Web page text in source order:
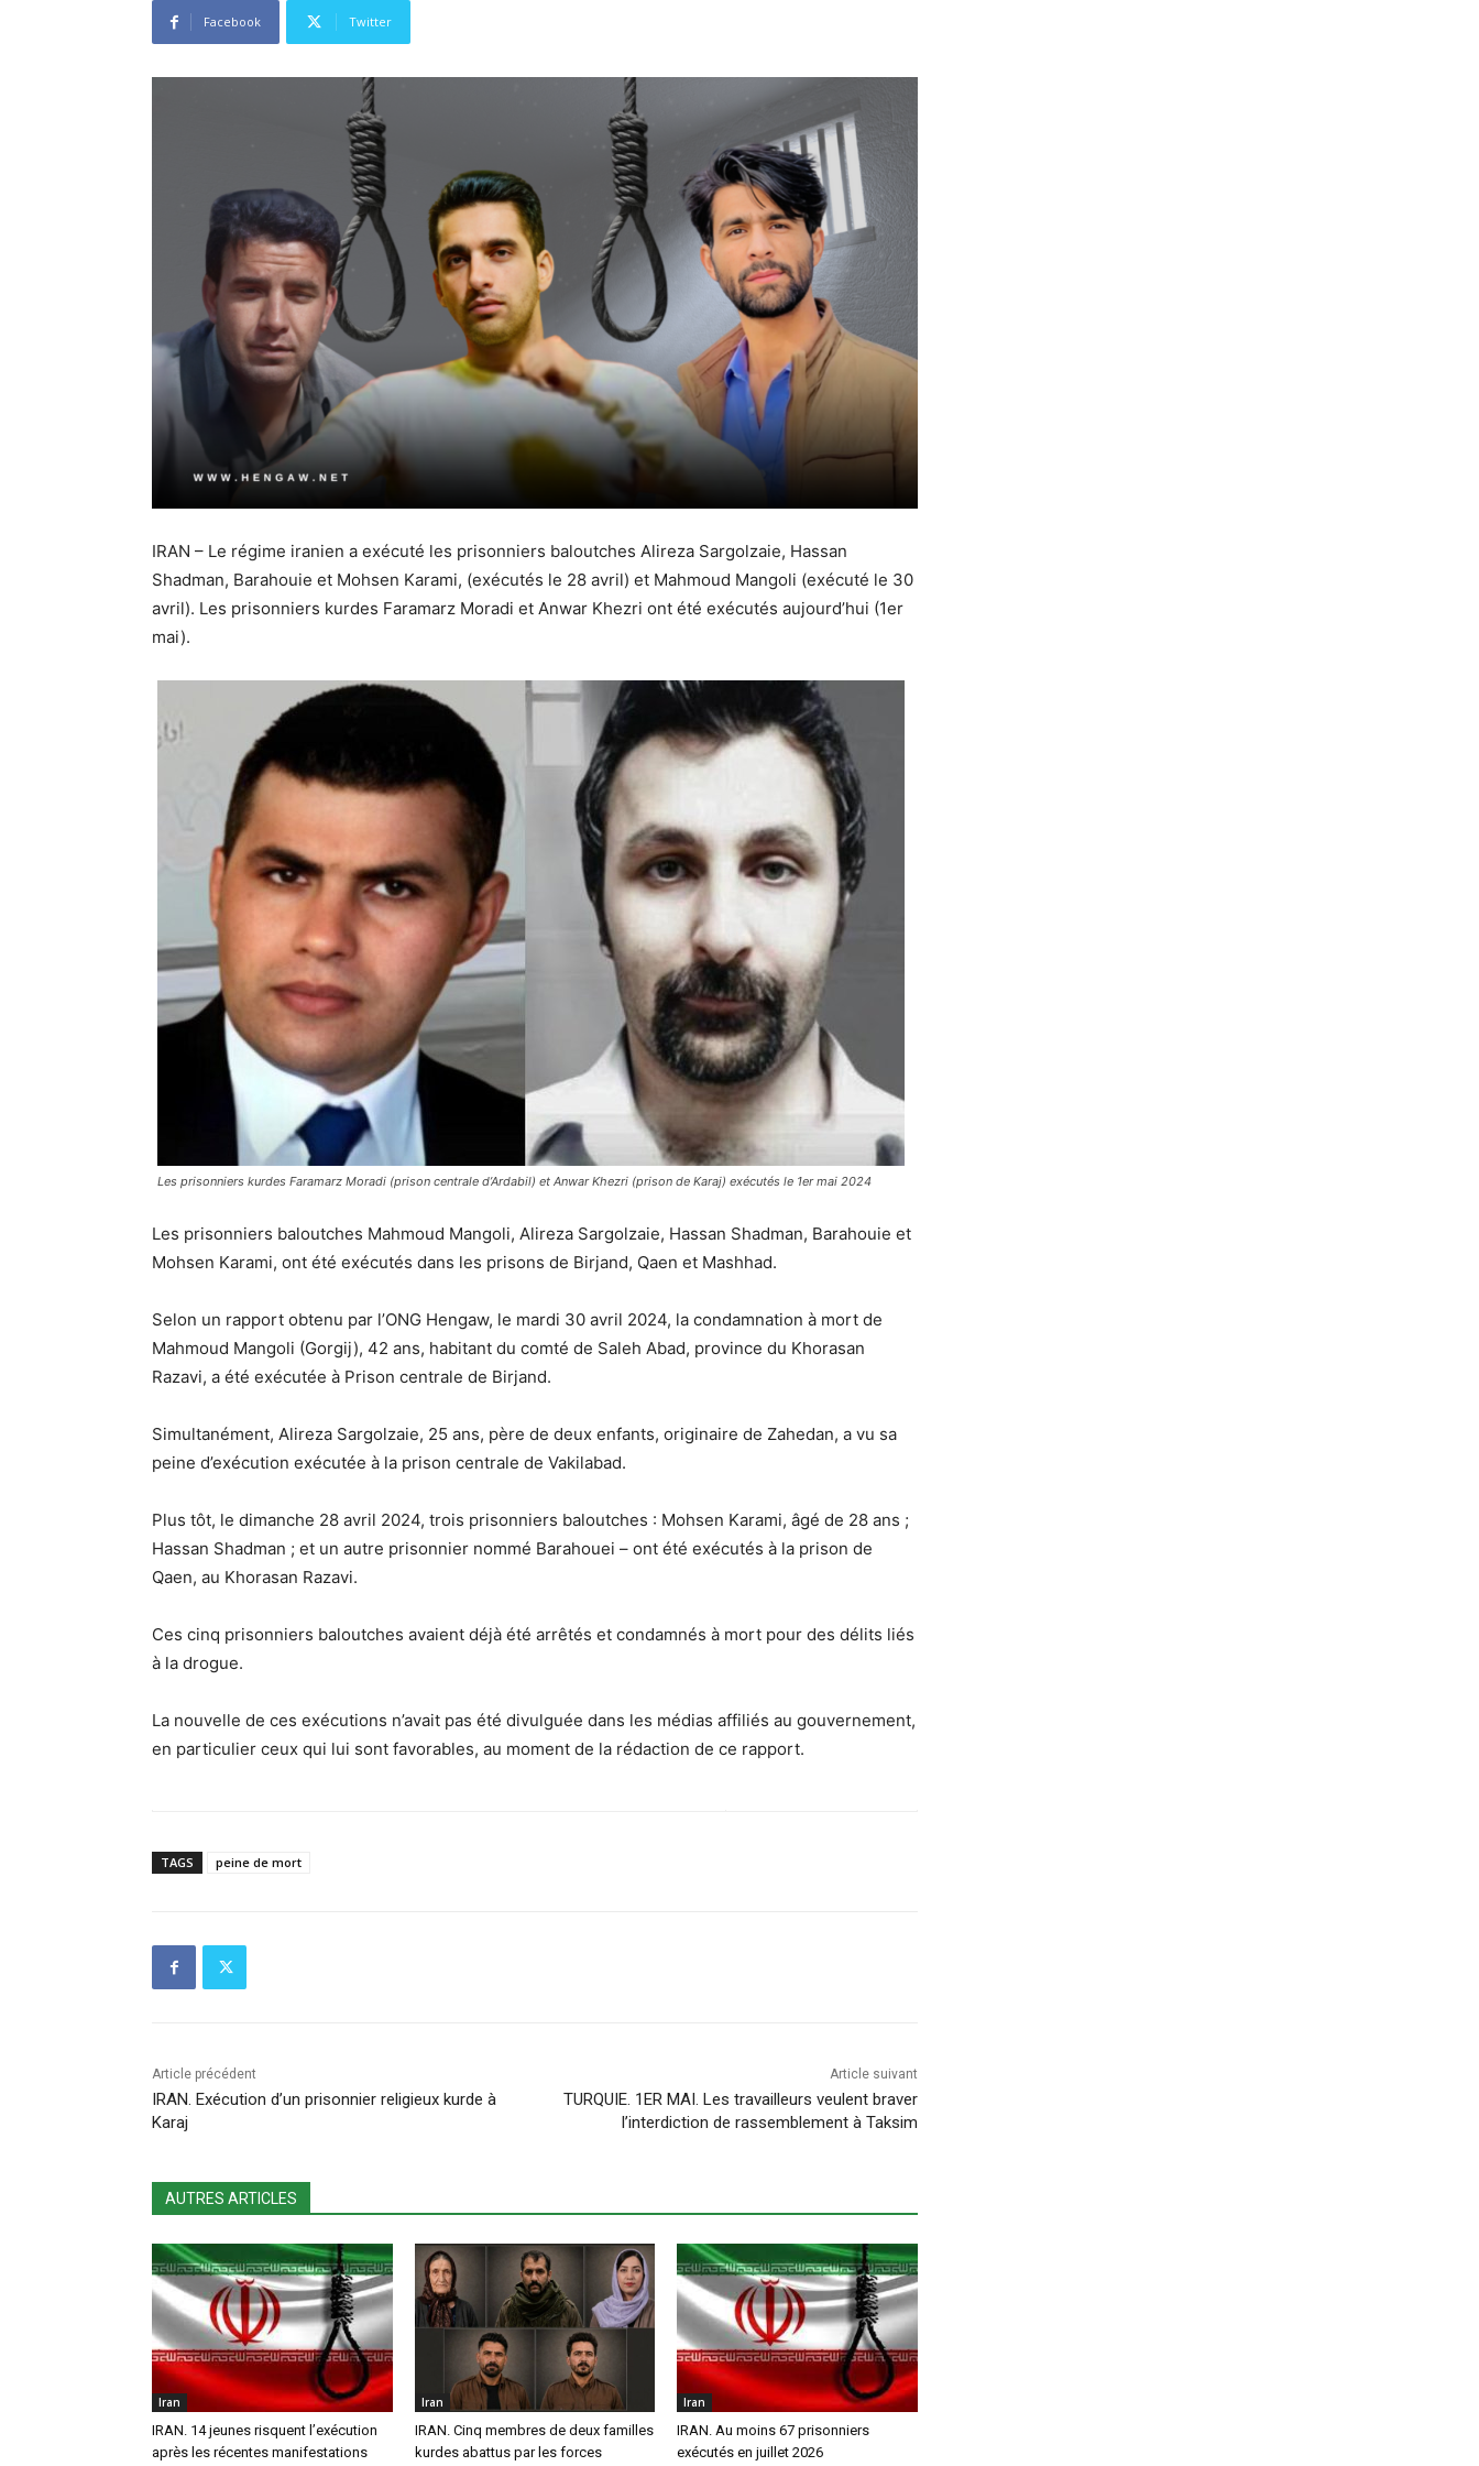
Facebook Twitter
IRAN – Le régime iranien a exécuté les prisonniers baloutches Alireza Sargolzaie, Hassan
Shadman, Barahouie et Mohsen Karami, (exécutés le 28 avril) et Mahmoud Mangoli (exécuté le 30
avril). Les prisonniers kurdes Faramarz Moradi et Anwar Khezri ont été exécutés aujourd’hui (1er
mai).
Les prisonniers kurdes Faramarz Moradi (prison centrale d’Ardabil) et Anwar Khezri (prison de Karaj) exécutés le 1er mai 2024
Les prisonniers baloutches Mahmoud Mangoli, Alireza Sargolzaie, Hassan Shadman, Barahouie et
Mohsen Karami, ont été exécutés dans les prisons de Birjand, Qaen et Mashhad.
Selon un rapport obtenu par l’ONG Hengaw, le mardi 30 avril 2024, la condamnation à mort de
Mahmoud Mangoli (Gorgij), 42 ans, habitant du comté de Saleh Abad, province du Khorasan
Razavi, a été exécutée à Prison centrale de Birjand.
Simultanément, Alireza Sargolzaie, 25 ans, père de deux enfants, originaire de Zahedan, a vu sa
peine d’exécution exécutée à la prison centrale de Vakilabad.
Plus tôt, le dimanche 28 avril 2024, trois prisonniers baloutches : Mohsen Karami, âgé de 28 ans ;
Hassan Shadman ; et un autre prisonnier nommé Barahouei – ont été exécutés à la prison de
Qaen, au Khorasan Razavi.
Ces cinq prisonniers baloutches avaient déjà été arrêtés et condamnés à mort pour des délits liés
à la drogue.
La nouvelle de ces exécutions n’avait pas été divulguée dans les médias affiliés au gouvernement,
en particulier ceux qui lui sont favorables, au moment de la rédaction de ce rapport.
TAGS peine de mort
Article précédent
IRAN. Exécution d’un prisonnier religieux kurde à
Karaj
Article suivant
TURQUIE. 1ER MAI. Les travailleurs veulent braver
l’interdiction de rassemblement à Taksim
AUTRES ARTICLES
Iran
IRAN. 14 jeunes risquent l’exécution
après les récentes manifestations
Iran
IRAN. Cinq membres de deux familles
kurdes abattus par les forces
Iran
IRAN. Au moins 67 prisonniers
exécutés en juillet 2026